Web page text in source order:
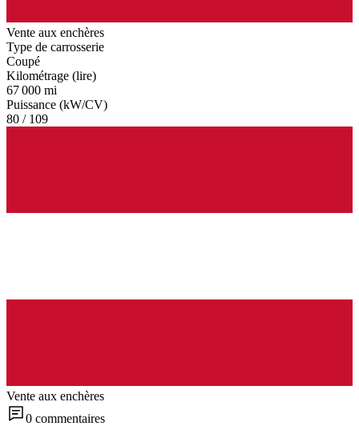
Vente aux enchères
Type de carrosserie
Coupé
Kilométrage (lire)
67 000 mi
Puissance (kW/CV)
80 / 109
Vente aux enchères
0 commentaires